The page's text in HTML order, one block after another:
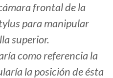
frontal de la
para manipular
superior.
como referencia la
la posición de ésta